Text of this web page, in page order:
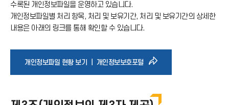
콘
수록된 개인정보파일을 운영하고 있습니다.
개인정보파일별 처리 항목, 처리 및 보유기간, 처리 및 보유기간의 상세한
내용은 아래의 링크를 통해 확인할 수 있습니다.
개인정보파일 현황 보기 ｜ 개인정보보호포털바